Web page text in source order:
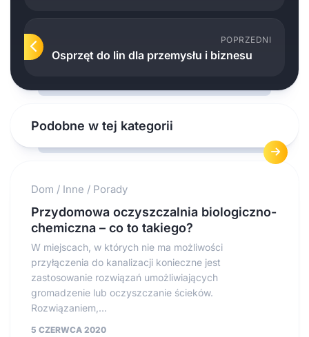
POPRZEDNI
Osprzęt do lin dla przemysłu i biznesu
Podobne w tej kategorii
Dom / Inne / Porady
Przydomowa oczyszczalnia biologiczno-
chemiczna – co to takiego?
W miejscach, w których nie ma możliwości
przyłączenia do kanalizacji konieczne jest
zastosowanie rozwiązań umożliwiających
gromadzenie lub oczyszczanie ścieków.
Rozwiązaniem,...
5 CZERWCA 2020